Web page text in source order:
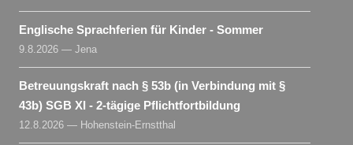
Englische Sprachferien für Kinder - Sommer
9.8.2026 — Jena
Betreuungskraft nach § 53b (in Verbindung mit §
43b) SGB XI - 2-tägige Pflichtfortbildung
12.8.2026 — Hohenstein-Ernstthal